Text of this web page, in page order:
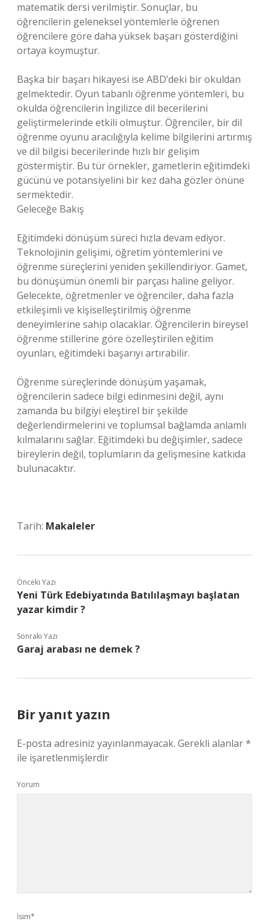
matematik dersi verilmiştir. Sonuçlar, bu
öğrencilerin geleneksel yöntemlerle öğrenen
öğrencilere göre daha yüksek başarı gösterdiğini
ortaya koymuştur.
Başka bir başarı hikayesi ise ABD’deki bir okuldan
gelmektedir. Oyun tabanlı öğrenme yöntemleri, bu
okulda öğrencilerin İngilizce dil becerilerini
geliştirmelerinde etkili olmuştur. Öğrenciler, bir dil
öğrenme oyunu aracılığıyla kelime bilgilerini artırmış
ve dil bilgisi becerilerinde hızlı bir gelişim
göstermiştir. Bu tür örnekler, gametlerin eğitimdeki
gücünü ve potansiyelini bir kez daha gözler önüne
sermektedir.
Geleceğe Bakış
Eğitimdeki dönüşüm süreci hızla devam ediyor.
Teknolojinin gelişimi, öğretim yöntemlerini ve
öğrenme süreçlerini yeniden şekillendiriyor. Gamet,
bu dönüşümün önemli bir parçası haline geliyor.
Gelecekte, öğretmenler ve öğrenciler, daha fazla
etkileşimli ve kişiselleştirilmiş öğrenme
deneyimlerine sahip olacaklar. Öğrencilerin bireysel
öğrenme stillerine göre özelleştirilen eğitim
oyunları, eğitimdeki başarıyı artırabilir.
Öğrenme süreçlerinde dönüşüm yaşamak,
öğrencilerin sadece bilgi edinmesini değil, aynı
zamanda bu bilgiyi eleştirel bir şekilde
değerlendirmelerini ve toplumsal bağlamda anlamlı
kılmalarını sağlar. Eğitimdeki bu değişimler, sadece
bireylerin değil, toplumların da gelişmesine katkıda
bulunacaktır.
Tarih: Makaleler
Önceki Yazı
Yeni Türk Edebiyatında Batılılaşmayı başlatan
yazar kimdir ?
Sonraki Yazı
Garaj arabası ne demek ?
Bir yanıt yazın
E-posta adresiniz yayınlanmayacak. Gerekli alanlar*
ile işaretlenmişlerdir
Yorum
İsim*